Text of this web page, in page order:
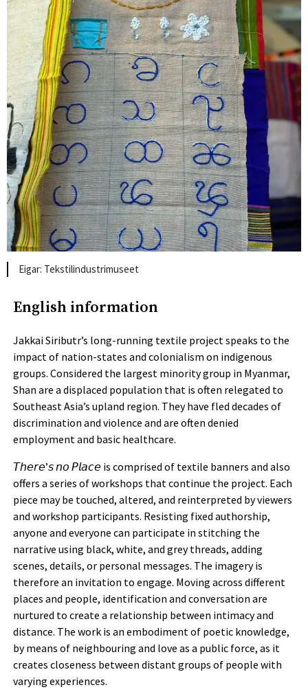
Tekstilindustrimuseet
English information
Jakkai Siributr’s long-running textile project speaks to the
impact of nation-states and colonialism on indigenous
groups. Considered the largest minority group in Myanmar,
Shan are a displaced population that is often relegated to
Southeast Asia’s upland region. They have fled decades of
discrimination and violence and are often denied
employment and basic healthcare.
𝘛𝘩𝘦𝘳𝘦’𝘴 𝘯𝘰 𝘗𝘭𝘢𝘤𝘦 is comprised of textile banners and also
offers a series of workshops that continue the project. Each
piece may be touched, altered, and reinterpreted by viewers
and workshop participants. Resisting fixed authorship,
anyone and everyone can participate in stitching the
narrative using black, white, and grey threads, adding
scenes, details, or personal messages. The imagery is
therefore an invitation to engage. Moving across different
places and people, identification and conversation are
nurtured to create a relationship between intimacy and
distance. The work is an embodiment of poetic knowledge,
by means of neighbouring and love as a public force, as it
creates closeness between distant groups of people with
varying experiences.